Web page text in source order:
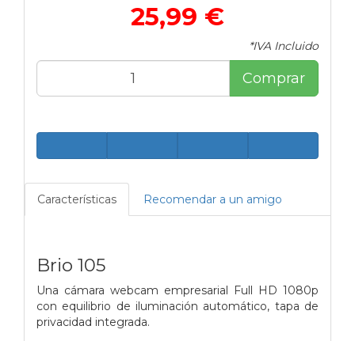
25,99 €
*IVA Incluido
Comprar
Características Recomendar a un amigo
Brio 105
Una cámara webcam empresarial Full HD 1080p
con equilibrio de iluminación automático, tapa de
privacidad integrada.